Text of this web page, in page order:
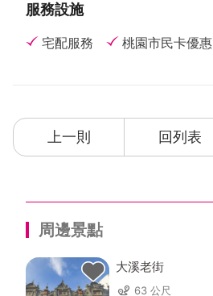
服務設施
宅配服務 桃園市民卡優惠
上一則 回列表
周邊景點
大溪老街
63 公尺